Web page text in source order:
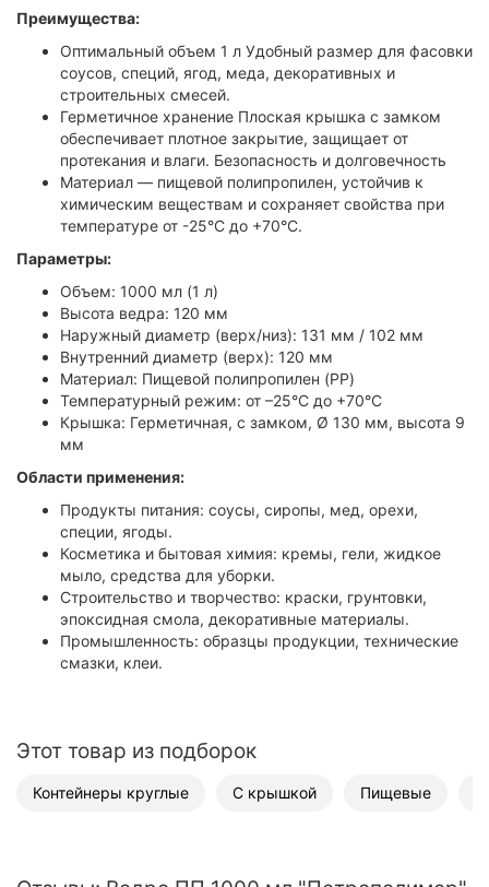
Преимущества:
Оптимальный объем 1 л Удобный размер для фасовки
соусов, специй, ягод, меда, декоративных и
строительных смесей.
Герметичное хранение Плоская крышка с замком
обеспечивает плотное закрытие, защищает от
протекания и влаги. Безопасность и долговечность
Материал — пищевой полипропилен, устойчив к
химическим веществам и сохраняет свойства при
температуре от -25°C до +70°C.
Параметры:
Объем: 1000 мл (1 л)
Высота ведра: 120 мм
Наружный диаметр (верх/низ): 131 мм / 102 мм
Внутренний диаметр (верх): 120 мм
Материал: Пищевой полипропилен (PP)
Температурный режим: от –25°C до +70°C
Крышка: Герметичная, с замком, Ø 130 мм, высота 9
мм
Области применения:
Продукты питания: соусы, сиропы, мед, орехи,
специи, ягоды.
Косметика и бытовая химия: кремы, гели, жидкое
мыло, средства для уборки.
Строительство и творчество: краски, грунтовки,
эпоксидная смола, декоративные материалы.
Промышленность: образцы продукции, технические
смазки, клеи.
Этот товар из подборок
Контейнеры круглые С крышкой Пищевые